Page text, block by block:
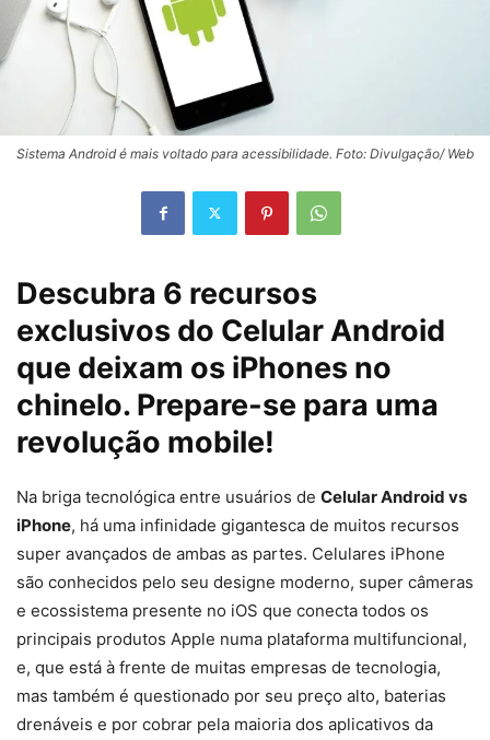
Sistema Android é mais voltado para acessibilidade. Foto: Divulgação/ Web
Descubra 6 recursos
exclusivos do Celular Android
que deixam os iPhones no
chinelo. Prepare-se para uma
revolução mobile!
Na briga tecnológica entre usuários de Celular Android vs
iPhone, há uma infinidade gigantesca de muitos recursos
super avançados de ambas as partes. Celulares iPhone
são conhecidos pelo seu designe moderno, super câmeras
e ecossistema presente no iOS que conecta todos os
principais produtos Apple numa plataforma multifuncional,
e, que está à frente de muitas empresas de tecnologia,
mas também é questionado por seu preço alto, baterias
drenáveis e por cobrar pela maioria dos aplicativos da